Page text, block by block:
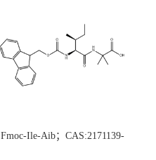
Fmoc-Ile-Aib；CAS:2171139-